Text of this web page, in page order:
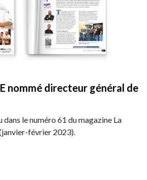
nommé directeur général de
le numéro 61 du magazine La
février 2023).